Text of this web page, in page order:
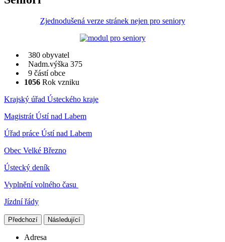
Zjednodušená verze stránek nejen pro seniory
380 obyvatel
Nadm.výška 375
9 částí obce
1056 Rok vzniku
Krajský úřad Ústeckého kraje
Magistrát Ústí nad Labem
Úřad práce Ústí nad Labem
Obec Velké Březno
Ústecký deník
Vyplnění volného času
Jízdní řády
Předchozí Následující
Adresa